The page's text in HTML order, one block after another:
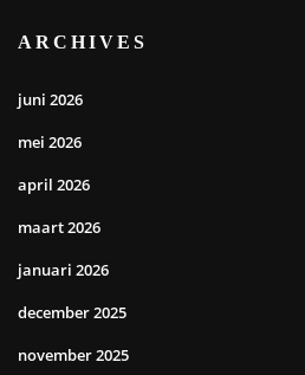
ARCHIVES
juni 2026
mei 2026
april 2026
maart 2026
januari 2026
december 2025
november 2025